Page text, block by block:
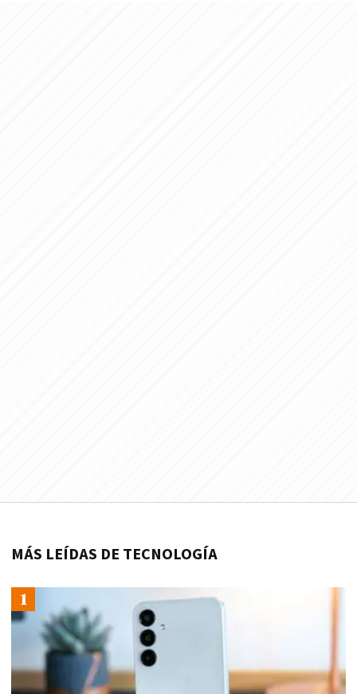
MÁS LEÍDAS DE TECNOLOGÍA